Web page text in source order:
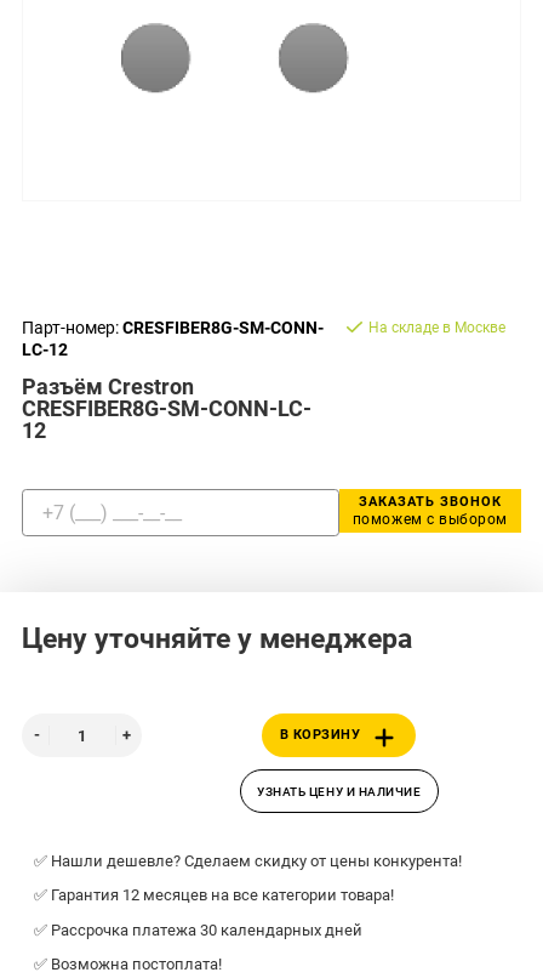
Парт-номер:CRESFIBER8G-SM-CONN-
LC-12
Разъём Crestron
CRESFIBER8G-SM-CONN-LC-
12
На складе в Москве
ЗАКАЗАТЬ ЗВОНОК
поможем с выбором
Цену уточняйте у менеджера
В КОРЗИНУ
УЗНАТЬ ЦЕНУ И НАЛИЧИЕ
✅ Нашли дешевле? Сделаем скидку от цены конкурента!
✅ Гарантия 12 месяцев на все категории товара!
✅ Рассрочка платежа 30 календарных дней
✅ Возможна постоплата!